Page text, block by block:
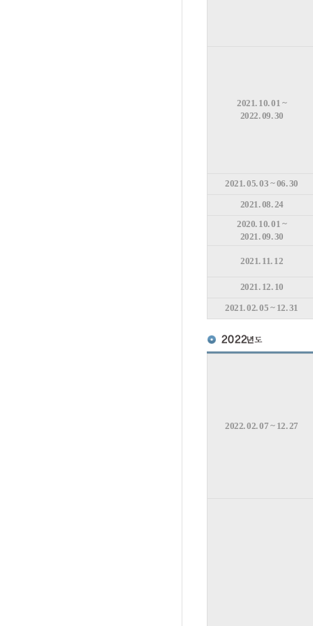
2021. 10. 01 ~
2022. 09. 30
2021. 05. 03 ~ 06. 30
2021. 08. 24
2020. 10. 01 ~
2021. 09. 30
2021. 11. 12
2021. 12. 10
2021. 02. 05 ~ 12. 31
2022. 02. 07 ~ 12. 27